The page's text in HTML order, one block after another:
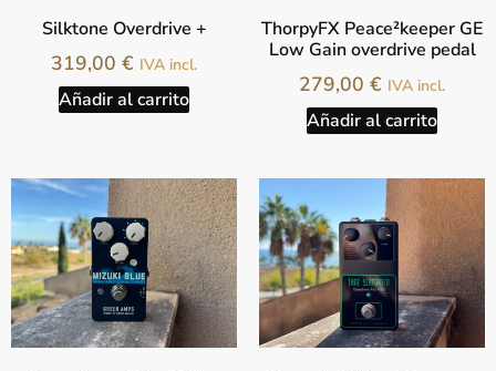
Silktone Overdrive +
319,00 € IVA incl.
Añadir al carrito
ThorpyFX Peace²keeper GE
Low Gain overdrive pedal
279,00 € IVA incl.
Añadir al carrito